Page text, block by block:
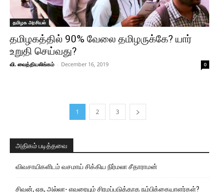
தமிழக அரசியல்
தமிழகத்தில் 90% வேலை தமிழருக்கே? யார்
உறுதி செய்வது?
வி. வைத்தியலிங்கம் - December 16, 2019 0
1 2 3
அதிகம் படித்தவை
விவசாயிகளிடம் வசமாய் சிக்கிய நிர்மலா சீதாராமன்
சிவன், ஏசு, அல்லா- எவரையும் சிரமப்படுத்தாத நம்பிக்கையாளர்கள்?